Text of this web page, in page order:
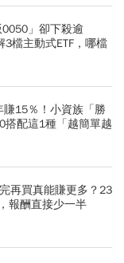
」卻下殺逾
檔主動式ETF，哪檔
15％！小資族「勝
搭配這1種「越簡單越
再買真能賺更多？23
報酬直接少一半